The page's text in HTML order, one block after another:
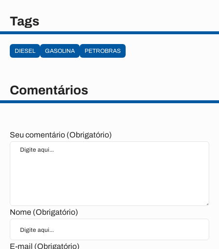
Tags
DIESEL GASOLINA PETROBRAS
Comentários
Seu comentário (Obrigatório)
Nome (Obrigatório)
E-mail (Obrigatório)